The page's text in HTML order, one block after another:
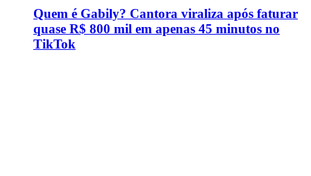
Quem é Gabily? Cantora viraliza após faturar
quase R$ 800 mil em apenas 45 minutos no
TikTok